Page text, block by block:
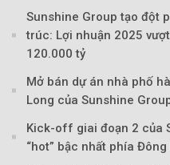
Sunshine Group tạo đột
trúc: Lợi nhuận 2025
120.000 tỷ
Mở bán dự án nhà phố
Long của Sunshine
Kick-off giai đoạn 2 của
“hot” bậc nhất phía Đông